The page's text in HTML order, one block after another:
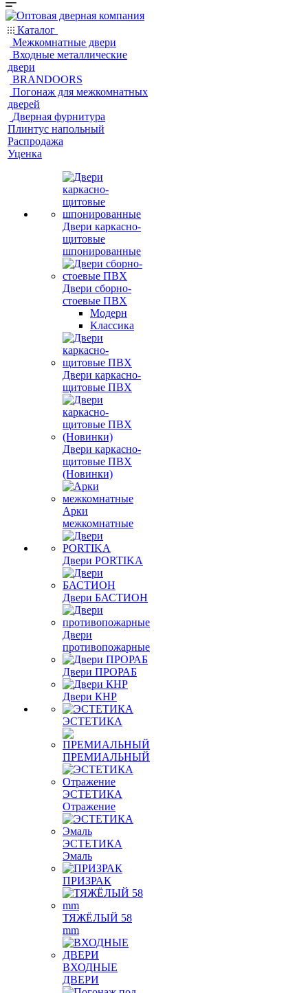
Каталог
Межкомнатные двери
Входные металлические
двери
BRANDOORS
Погонаж для межкомнатных
дверей
Дверная фурнитура
Плинтус напольный
Распродажа
Уценка
Двери каркасно-
щитовые
шпонированные
Двери сборно-
стоевые ПВХ
Модерн
Классика
Двери каркасно-
щитовые ПВХ
Двери каркасно-
щитовые ПВХ
(Новинки)
Арки
межкомнатные
Двери PORTIKA
Двери БАСТИОН
Двери
противопожарные
Двери ПРОРАБ
Двери КНР
ЭСТЕТИКА
ПРЕМИАЛЬНЫЙ
ЭСТЕТИКА
Отражение
ЭСТЕТИКА
Эмаль
ПРИЗРАК
ТЯЖЁЛЫЙ 58
mm
ВХОДНЫЕ
ДВЕРИ